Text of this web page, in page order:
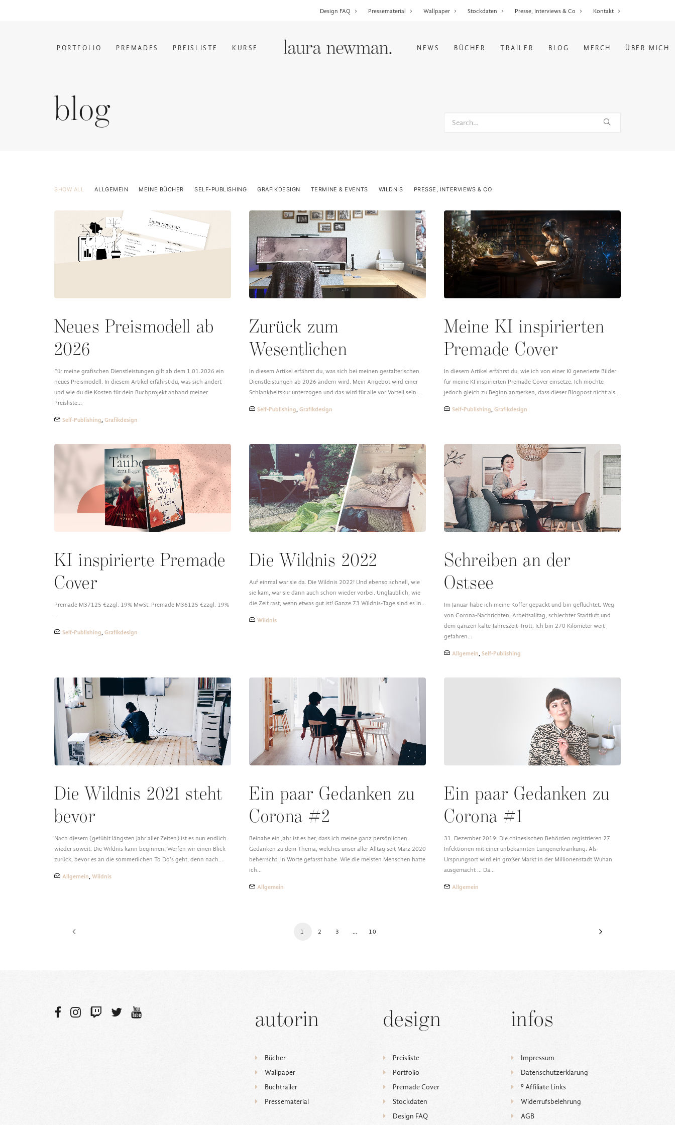
Design FAQ Pressematerial Wallpaper Stockdaten Presse, Interviews & Co Kontakt
PORTFOLIO PREMADES PREISLISTE KURSE NEWS BÜCHER TRAILER BLOG MERCH ÜBER MICH
blog
SHOW ALL ALLGEMEIN MEINE BÜCHER SELF-PUBLISHING GRAFIKDESIGN TERMINE & EVENTS WILDNIS PRESSE, INTERVIEWS & CO
Neues Preismodell ab
2026
Für meine grafischen Dienstleistungen gilt ab dem 1.01.2026 ein
neues Preismodell. In diesem Artikel erfährst du, was sich ändert
und wie du die Kosten für dein Buchprojekt anhand meiner
Preisliste…
Self-Publishing, Grafikdesign
Zurück zum
Wesentlichen
In diesem Artikel erfährst du, was sich bei meinen gestalterischen
Dienstleistungen ab 2026 ändern wird. Mein Angebot wird einer
Schlankheitskur unterzogen und das wird für alle vor Vorteil sein.…
Self-Publishing, Grafikdesign
Meine KI inspirierten
Premade Cover
In diesem Artikel erfährst du, wie ich von einer KI generierte Bilder
für meine KI inspirierten Premade Cover einsetze. Ich möchte
jedoch gleich zu Beginn anmerken, dass dieser Blogpost nicht als…
Self-Publishing, Grafikdesign
KI inspirierte Premade
Cover
Premade M37125 €zzgl. 19% MwSt. Premade M36125 €zzgl. 19%
…
Self-Publishing, Grafikdesign
Die Wildnis 2022
Auf einmal war sie da. Die Wildnis 2022! Und ebenso schnell, wie
sie kam, war sie dann auch schon wieder vorbei. Unglaublich, wie
die Zeit rast, wenn etwas gut ist! Ganze 73 Wildnis-Tage sind es in…
Wildnis
Schreiben an der
Ostsee
Im Januar habe ich meine Koffer gepackt und bin geflüchtet. Weg
von Corona-Nachrichten, Arbeitsalltag, schlechter Stadtluft und
dem ganzen kalte-Jahreszeit-Trott. Ich bin 270 Kilometer weit
gefahren…
Allgemein, Self-Publishing
Die Wildnis 2021 steht
bevor
Nach diesem (gefühlt längsten Jahr aller Zeiten) ist es nun endlich
wieder soweit. Die Wildnis kann beginnen. Werfen wir einen Blick
zurück, bevor es an die sommerlichen To Do’s geht, denn nach…
Allgemein, Wildnis
Ein paar Gedanken zu
Corona #2
Beinahe ein Jahr ist es her, dass ich meine ganz persönlichen
Gedanken zu dem Thema, welches unser aller Alltag seit März 2020
beherrscht, in Worte gefasst habe. Wie die meisten Menschen hatte
ich…
Allgemein
Ein paar Gedanken zu
Corona #1
31. Dezember 2019: Die chinesischen Behörden registrieren 27
Infektionen mit einer unbekannten Lungenerkrankung. Als
Ursprungsort wird ein großer Markt in der Millionenstadt Wuhan
ausgemacht ... Da…
Allgemein
1 2 3 10
autorin
Bücher
Wallpaper
Buchtrailer
Pressematerial
design
Preisliste
Portfolio
Premade Cover
Stockdaten
Design FAQ
infos
Impressum
Datenschutzerklärung
ᵒ Affiliate Links
Widerrufsbelehrung
AGB